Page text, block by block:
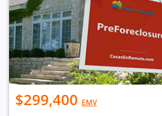
$299,400 EMV